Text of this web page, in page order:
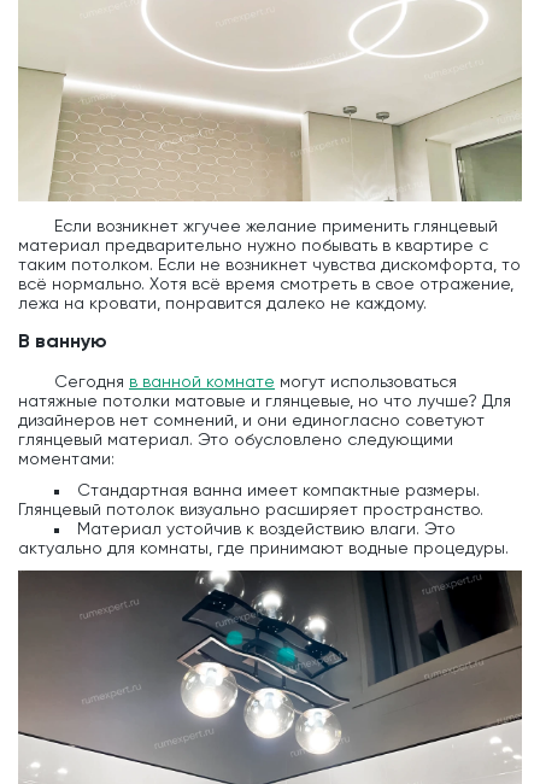
Если возникнет жгучее желание применить глянцевый
материал предварительно нужно побывать в квартире с
таким потолком. Если не возникнет чувства дискомфорта, то
всё нормально. Хотя всё время смотреть в свое отражение,
лежа на кровати, понравится далеко не каждому.
В ванную
Сегодня в ванной комнате могут использоваться
натяжные потолки матовые и глянцевые, но что лучше? Для
дизайнеров нет сомнений, и они единогласно советуют
глянцевый материал. Это обусловлено следующими
моментами:
Стандартная ванна имеет компактные размеры.
Глянцевый потолок визуально расширяет пространство.
Материал устойчив к воздействию влаги. Это
актуально для комнаты, где принимают водные процедуры.